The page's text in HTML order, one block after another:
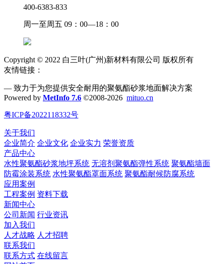
400-6383-833
周一至周五 09：00—18：00
Copyright © 2022 白三叶(广州)新材料有限公司 版权所有
友情链接：
— 致力于为您提供安全耐用的聚氨酯砂浆地面解决方案
Powered by MetInfo 7.6 ©2008-2026 mituo.cn
粤ICP备2022118332号
关于我们
企业简介 企业文化 企业实力 荣誉资质
产品中心
水性聚氨酯砂浆地坪系统 无溶剂聚氨酯弹性系统 聚氨酯墙面
防霉涂装系统 水性聚氨酯罩面系统 聚氨酯耐候防腐系统
应用案例
工程案例 资料下载
新闻中心
公司新闻 行业资讯
加入我们
人才战略 人才招聘
联系我们
联系方式 在线留言